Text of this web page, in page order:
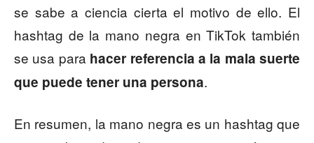
se sabe a ciencia cierta el motivo de ello. El
hashtag de la mano negra en TikTok también
se usa parahacer referencia a la mala suerte
que puede tener una persona.
En resumen, la mano negra es un hashtag que